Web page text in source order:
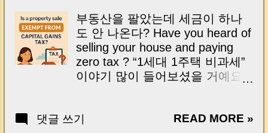
이는 가장 긴장되는 순간 입니다. 실제로 제가
중개 현장에서 겪었던 일입니다. 금요일 오후 3
시, 이체 한도에 막혀 송금이 멈췄고 그 자리에
서 계약이 무산될 뻔한 아찔한 상황이 있었습니
다. 또 어떤 분은 이렇게 말씀하십니다. “내 대출
인데 왜 내 통장으로 안 들어오죠?” “매도인이 대
사실은 ‘구조’를 몰라서 생기는 걱정입니다. 그래
서 오늘은 잔금일에 실제로 돈이 어떻게 움직이
부동산을 팔았는데 세금이 하나
도 안 나온다? Have you heard of
selling your house and paying
zero tax ? “1세대 1주택 비과세”
이야기 많이 들어보셨을 거예요.
exemption.” 그런데 조건을 모르
댓글 쓰기 READ MORE »